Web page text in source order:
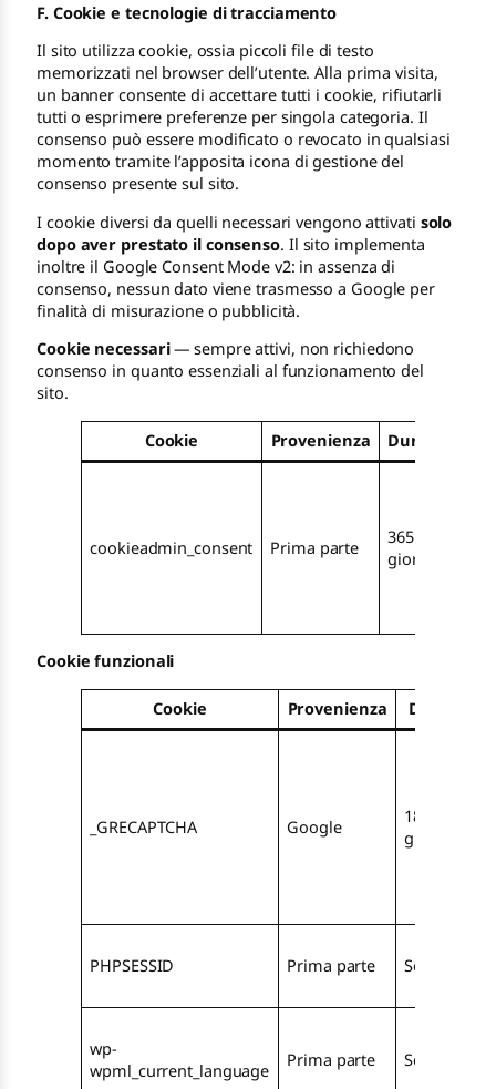
F. Cookie e tecnologie di tracciamento
Il sito utilizza cookie, ossia piccoli file di testo
memorizzati nel browser dell’utente. Alla prima visita,
un banner consente di accettare tutti i cookie, rifiutarli
tutti o esprimere preferenze per singola categoria. Il
consenso può essere modificato o revocato in qualsiasi
momento tramite l’apposita icona di gestione del
consenso presente sul sito.
I cookie diversi da quelli necessari vengono attivati solo
dopo aver prestato il consenso. Il sito implementa
inoltre il Google Consent Mode v2: in assenza di
consenso, nessun dato viene trasmesso a Google per
finalità di misurazione o pubblicità.
Cookie necessari— sempre attivi, non richiedono
consenso in quanto essenziali al funzionamento del
sito.
Cookie Provenienza Durata
cookieadmin_consent Prima parte
365
giorni
Cookie funzionali
Cookie Provenienza Durata
_GRECAPTCHA Google
180
giorni
PHPSESSID Prima parte Sessione
wp-
wpml_current_language
Prima parte Sessione